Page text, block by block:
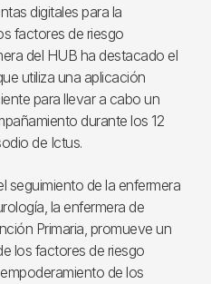
digitales para la
factores de riesgo
del HUB ha destacado el
utiliza una aplicación
para llevar a cabo un
durante los 12
de Ictus.
seguimiento de la enfermera
la enfermera de
Primaria, promueve un
los factores de riesgo
de los